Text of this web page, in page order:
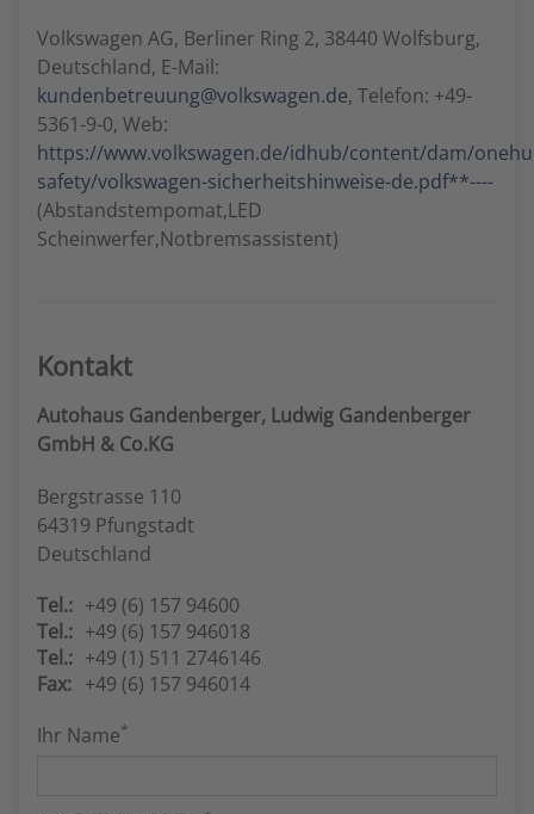
Volkswagen AG, Berliner Ring 2, 38440 Wolfsburg,
Deutschland, E-Mail:
kundenbetreuung@volkswagen.de, Telefon: +49-
5361-9-0, Web:
https://www.volkswagen.de/idhub/content/dam/
safety/volkswagen-sicherheitshinweise-de.pdf**----
(Abstandstempomat,LED
Scheinwerfer,Notbremsassistent)
Kontakt
Autohaus Gandenberger, Ludwig Gandenberger
GmbH & Co.KG
Bergstrasse 110
64319 Pfungstadt
Deutschland
Tel.: +49 (6) 157 94600
Tel.: +49 (6) 157 946018
Tel.: +49 (1) 511 2746146
Fax: +49 (6) 157 946014
Ihr Name*